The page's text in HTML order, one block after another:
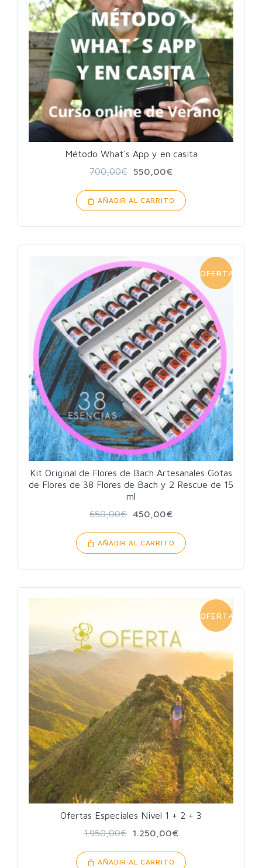
Método What´s App y en casita
700,00€ 550,00€
AÑADIR AL CARRITO
OFERTA!
Kit Original de Flores de Bach Artesanales Gotas
de Flores de 38 Flores de Bach y 2 Rescue de 15
ml
650,00€ 450,00€
AÑADIR AL CARRITO
OFERTA!
Ofertas Especiales Nivel 1 + 2 + 3
1.950,00€ 1.250,00€
AÑADIR AL CARRITO